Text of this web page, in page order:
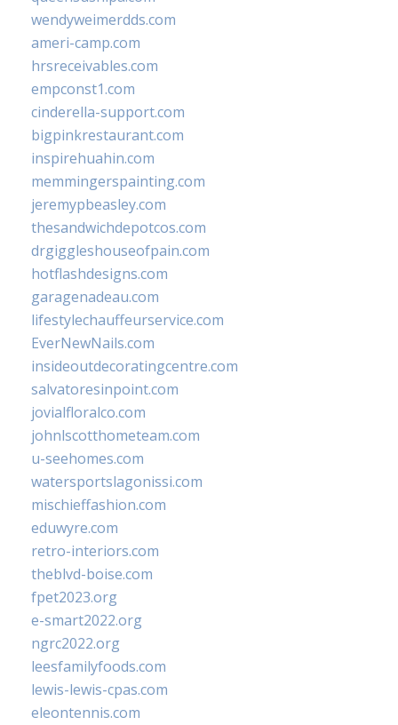
wendyweimerdds.com
ameri-camp.com
hrsreceivables.com
empconst1.com
cinderella-support.com
bigpinkrestaurant.com
inspirehuahin.com
memmingerspainting.com
jeremypbeasley.com
thesandwichdepotcos.com
drgiggleshouseofpain.com
hotflashdesigns.com
garagenadeau.com
lifestylechauffeurservice.com
EverNewNails.com
insideoutdecoratingcentre.com
salvatoresinpoint.com
jovialfloralco.com
johnlscotthometeam.com
u-seehomes.com
watersportslagonissi.com
mischieffashion.com
eduwyre.com
retro-interiors.com
theblvd-boise.com
fpet2023.org
e-smart2022.org
ngrc2022.org
leesfamilyfoods.com
lewis-lewis-cpas.com
eleontennis.com